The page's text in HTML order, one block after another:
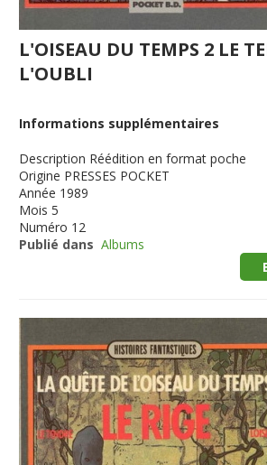
L'OISEAU DU TEMPS 2 LE
L'OUBLI
Informations supplémentaires
Description Réédition en format poche
Origine PRESSES POCKET
Année 1989
Mois 5
Numéro 12
Publié dans Albums